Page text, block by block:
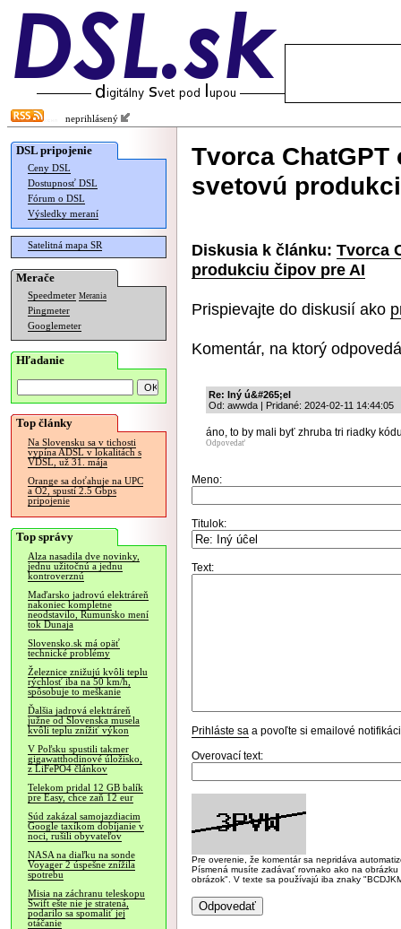
neprihlásený
DSL pripojenie
Ceny DSL
Dostupnosť DSL
Fórum o DSL
Výsledky meraní
Satelitná mapa SR
Merače
Speedmeter Merania
Pingmeter
Googlemeter
Hľadanie
Top články
Na Slovensku sa v tichosti
vypína ADSL v lokalitách s
VDSL, už 31. mája
Orange sa doťahuje na UPC
a O2, spustí 2.5 Gbps
pripojenie
Top správy
Alza nasadila dve novinky,
jednu užitočnú a jednu
kontroverznú
Maďarsko jadrovú elektráreň
nakoniec kompletne
neodstavilo, Rumunsko mení
tok Dunaja
Slovensko.sk má opäť
technické problémy
Železnice znižujú kvôli teplu
rýchlosť iba na 50 km/h,
spôsobuje to meškanie
Ďalšia jadrová elektráreň
južne od Slovenska musela
kvôli teplu znížiť výkon
V Poľsku spustili takmer
gigawatthodinové úložisko,
z LiFePO4 článkov
Telekom pridal 12 GB balík
pre Easy, chce zaň 12 eur
Súd zakázal samojazdiacim
Google taxíkom dobíjanie v
noci, rušili obyvateľov
NASA na diaľku na sonde
Voyager 2 úspešne znížila
spotrebu
Misia na záchranu teleskopu
Swift ešte nie je stratená,
podarilo sa spomaliť jej
otáčanie
Tvorca
svetovú
Diskusia k článku: Tvorca
produkciu čipov pre AI
Prispievajte do diskusií ako
Komentár, na ktorý
Re: Iný ú&#265;el
Od: awwda | Pridané: 2024-02-11 14:44:05
áno, to by mali byť zhruba tri riadky
Odpovedať
Meno:
Titulok:
Text:
Prihláste sa a povoľte si emailové
Overovací text:
Pre overenie, že komentár sa nepridáva
Písmená musíte zadávať rovnako ako na
obrázok". V texte sa používajú iba znaky